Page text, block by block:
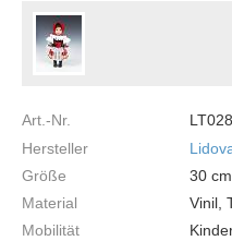
Art.-Nr.
LT028
Hersteller
Größe
30 cm
Material
Vinil,
Mobilität